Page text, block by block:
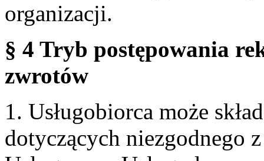
organizacji.
§ 4 Tryb postępowania
zwrotów
1. Usługobiorca może
dotyczących niezgodnego